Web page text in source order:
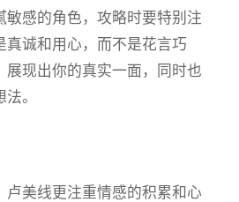
敏感的角色，攻略时要特别注
真诚和用心，而不是花言巧
展现出你的真实一面，同时也
。
卢美线更注重情感的积累和心